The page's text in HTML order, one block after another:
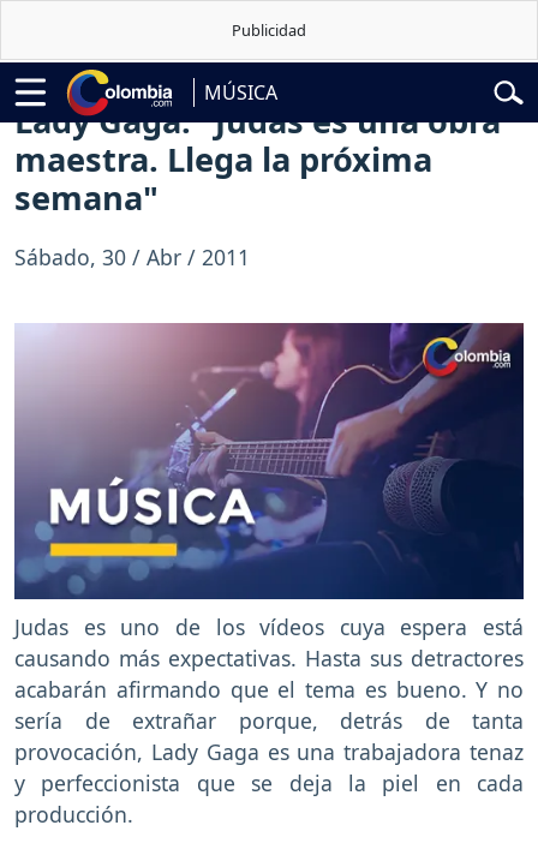
MÚSICA
de la Espriella Vuelta a Colombia
Lady Gaga: "Judas es una obra
maestra. Llega la próxima
semana"
Sábado, 30 / Abr / 2011
Judas es uno de los vídeos cuya espera está
causando más expectativas. Hasta sus detractores
acabarán afirmando que el tema es bueno. Y no
sería de extrañar porque, detrás de tanta
provocación, Lady Gaga es una trabajadora tenaz
y perfeccionista que se deja la piel en cada
producción.